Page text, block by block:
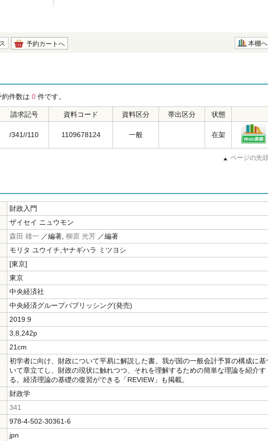
予約カートへ 本棚へ
件数は 0 件です。
請求記号 資料コード 資料区分 帯出区分 状態
/341//110 1109678124 一般 在架
ページの先
財政入門
ザイセイ ニュウモン
森田 雄一 ／編著, 柳原 光芳 ／編著
モリタ ユウイチ,ヤナギハラ ミツヨシ
[東京]
東京
中央経済社
中央経済グループパブリッシング(発売)
2019.9
3,8,242p
21cm
初学者に向け、財政について平易に解説した書。我が国の一般会計予算の構成に基
いて章立てし、財政の現状に触れつつ、それを理解するための簡単な理論を紹介す
る。経済理論の基礎の復習ができる「REVIEW」も掲載。
財政学
341
978-4-502-30361-6
jpn